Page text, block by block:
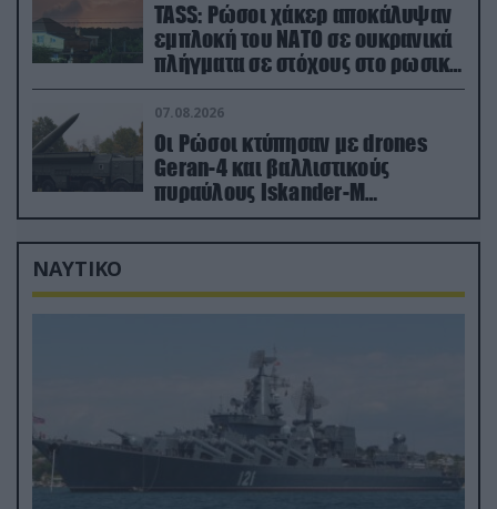
TASS: Ρώσοι χάκερ αποκάλυψαν
εμπλοκή του ΝΑΤΟ σε ουκρανικά
πλήγματα σε στόχους στο ρωσικό
έδαφος!
07.08.2026
Οι Ρώσοι κτύπησαν με drones
Geran-4 και βαλλιστικούς
πυραύλους Iskander-M
ουκρανικό τρένο με στρατιωτικό
εξοπλισμό
ΝΑΥΤΙΚΟ